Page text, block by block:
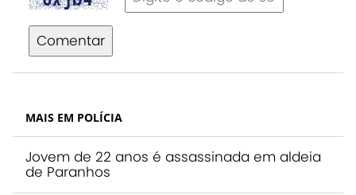
Comentar
MAIS EM POLÍCIA
Jovem de 22 anos é assassinada em aldeia
de Paranhos